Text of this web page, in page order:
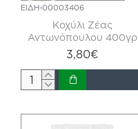
ΕΙΔΗ-00003406
Κοχύλι Ζέας
Αντωνόπουλου 400γρ
3,80€